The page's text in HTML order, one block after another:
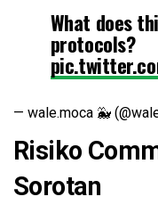
What does
protocols?
— wale.moca 🐳
Risiko
Sorotan